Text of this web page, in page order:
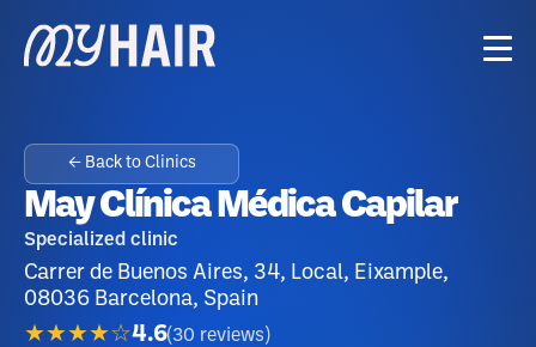
← Back to Clinics
May Clínica Médica Capilar
Specialized clinic
Carrer de Buenos Aires, 34, Local, Eixample,
08036 Barcelona, Spain
★★★★☆4.6(30 reviews )